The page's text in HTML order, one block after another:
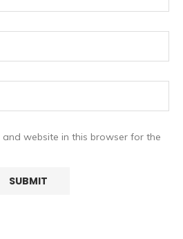
and website in this browser for the